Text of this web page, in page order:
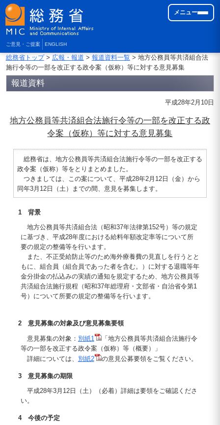
ご意見・ご提案 ENGLISH
メニュー
総務省トップ> 広報・報道 > 報道資料一覧> 地方公務員等共済組合法
施行令等の一部を改正する政令案（仮称）等に対する意見募集
報道資料
平成28年2月10日
地方公務員等共済組合法施行令等の一部を改正する政
令案（仮称）等に対する意見募集
総務省は、地方公務員等共済組合法施行令等の一部を改正する
政令案（仮称）等をとりまとめました。
つきましては、この案について、平成28年2月12日（金）から
同年3月12日（土）までの間、意見を募集します。
1 背景
地方公務員等共済組合法（昭和37年法律第152号）等の規定
に基づき、平成28年度における給料年額改定率等について所
要の規定の整備等を行います。
また、不正受給防止等のため海外療養費の見直しを行うとと
もに、組合員（組合員であった者を含む。）に対する退職等年
金分掛金の払込みの実績の通知を規定するため、地方公務員等
共済組合法施行規程（昭和37年総理府・文部省・自治省令第1
号）について所要の規定の整備等を行います。
2 意見募集の対象及び意見募集要領
意見募集の対象： 別紙1
「地方公務員等共済組合法施行令
等の一部を改正する政令案（仮称）等（概要）」
詳細については、 別紙2 の意見公募要領をご覧ください。
3 意見募集の期限
平成28年3月12日（土）（必着）詳細は要領をご確認くださ
い。
4 今後の予定